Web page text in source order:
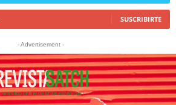
SUSCRIBIRTE
- Advertisement -